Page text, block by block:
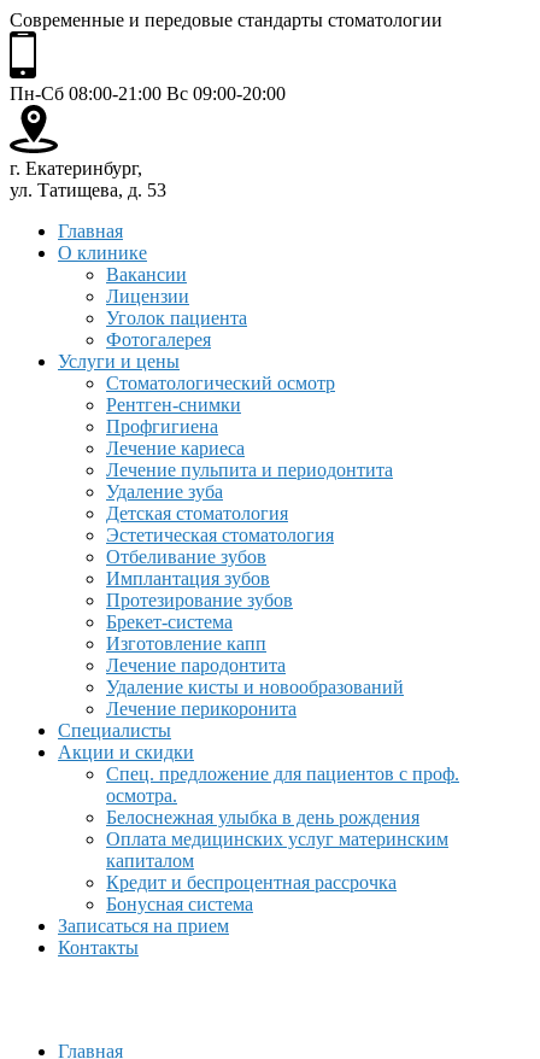
Современные и передовые стандарты стоматологии
Пн-Сб 08:00-21:00 Вс 09:00-20:00
г. Екатеринбург,
ул. Татищева, д. 53
Главная
О клинике
Вакансии
Лицензии
Уголок пациента
Фотогалерея
Услуги и цены
Стоматологический осмотр
Рентген-снимки
Профгигиена
Лечение кариеса
Лечение пульпита и периодонтита
Удаление зуба
Детская стоматология
Эстетическая стоматология
Отбеливание зубов
Имплантация зубов
Протезирование зубов
Брекет-система
Изготовление капп
Лечение пародонтита
Удаление кисты и новообразований
Лечение перикоронита
Специалисты
Акции и скидки
Спец. предложение для пациентов с проф.
осмотра.
Белоснежная улыбка в день рождения
Оплата медицинских услуг материнским
капиталом
Кредит и беспроцентная рассрочка
Бонусная система
Записаться на прием
Контакты
Главная